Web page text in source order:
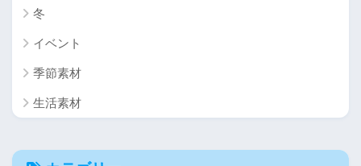
冬
イベント
季節素材
生活素材